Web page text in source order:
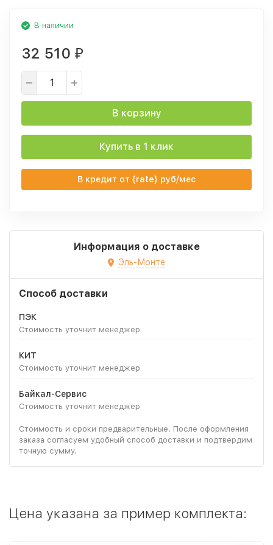
В наличии
32 510 ₽
В корзину
Купить в 1 клик
В кредит от {rate} руб/мес
Информация о доставке
Эль-Монте
Способ доставки
ПЭК
Стоимость уточнит менеджер
КИТ
Стоимость уточнит менеджер
Байкал-Сервис
Стоимость уточнит менеджер
Стоимость и сроки предварительные. После оформления
заказа согласуем удобный способ доставки и подтвердим
точную сумму.
Цена указана за пример комплекта: